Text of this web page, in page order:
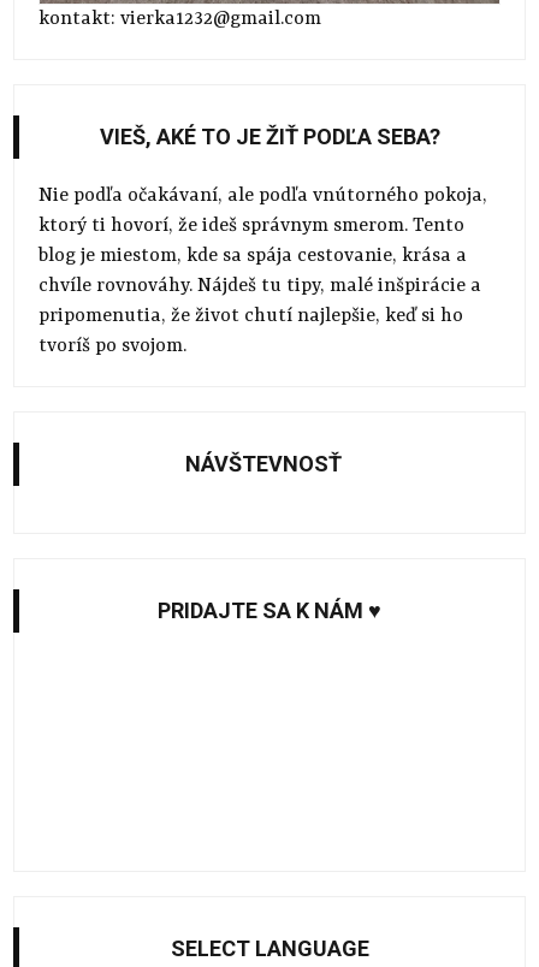
kontakt: vierka1232@gmail.com
VIEŠ, AKÉ TO JE ŽIŤ PODĽA SEBA?
Nie podľa očakávaní, ale podľa vnútorného pokoja,
ktorý ti hovorí, že ideš správnym smerom. Tento
blog je miestom, kde sa spája cestovanie, krása a
chvíle rovnováhy. Nájdeš tu tipy, malé inšpirácie a
pripomenutia, že život chutí najlepšie, keď si ho
tvoríš po svojom.
NÁVŠTEVNOSŤ
PRIDAJTE SA K NÁM ♥
SELECT LANGUAGE